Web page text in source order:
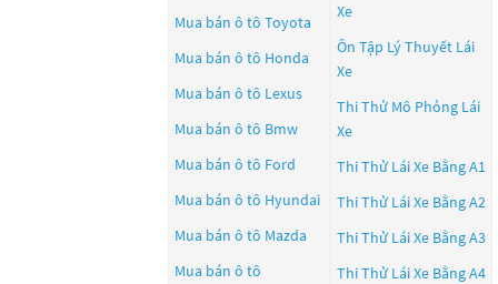
Mua bán ô tô Toyota
Mua bán ô tô Honda
Mua bán ô tô Lexus
Mua bán ô tô Bmw
Mua bán ô tô Ford
Mua bán ô tô Hyundai
Mua bán ô tô Mazda
Mua bán ô tô
Xe
Ôn Tập Lý Thuyết Lái
Xe
Thi Thử Mô Phỏng Lái
Xe
Thi Thử Lái Xe Bằng A1
Thi Thử Lái Xe Bằng A2
Thi Thử Lái Xe Bằng A3
Thi Thử Lái Xe Bằng A4